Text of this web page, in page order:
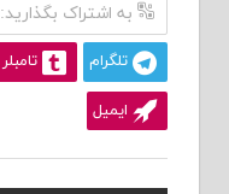
به اشتراک بگذارید:
تلگرام تامبلر
ایمیل